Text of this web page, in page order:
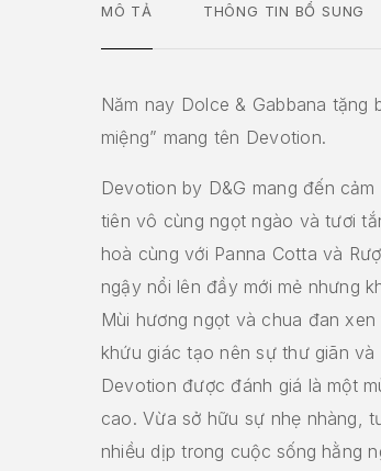
MÔ TẢ THÔNG TIN BỔ SUNG
Năm nay Dolce & Gabbana tặng
miệng” mang tên Devotion.
Devotion by D&G mang đến
tiên vô cùng ngọt ngào và tươi
hoà cùng với Panna Cotta và
ngậy nổi lên đầy mới mẻ nhưng
Mùi hương ngọt và chua đan
khứu giác tạo nên sự thư giãn và
Devotion được đánh giá là một
cao. Vừa sở hữu sự nhẹ nhàng,
nhiều dịp trong cuộc sống hằng